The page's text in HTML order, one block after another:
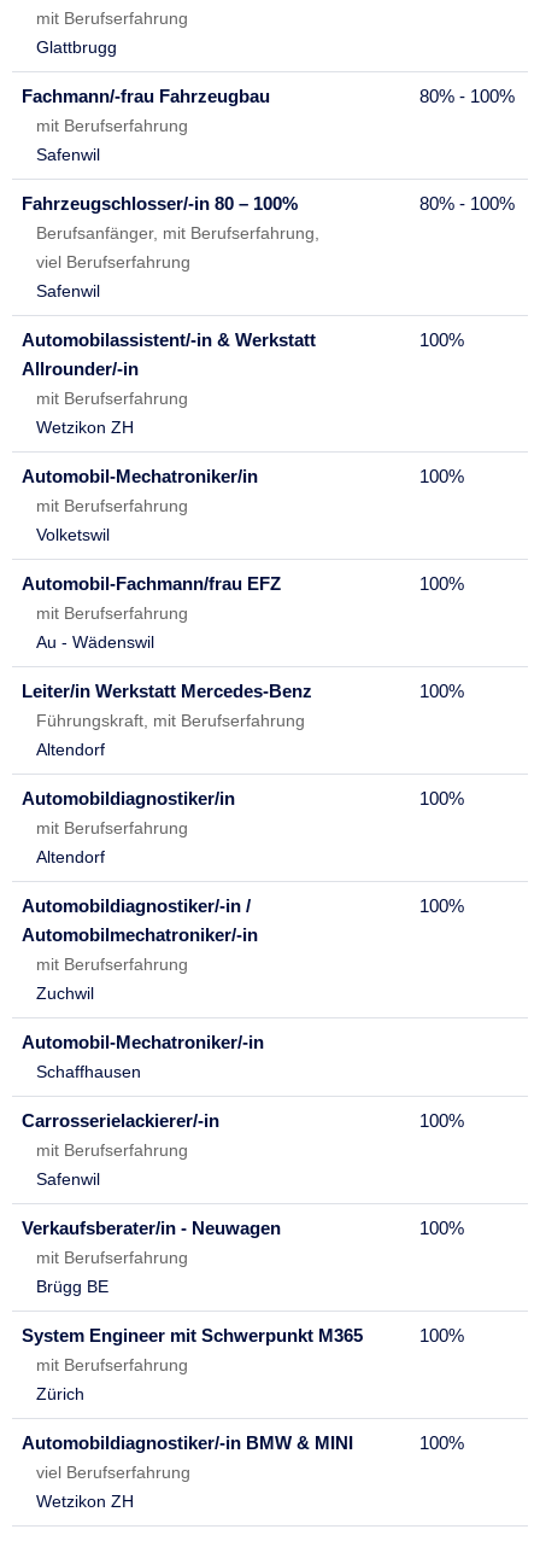
mit Berufserfahrung
Glattbrugg
Fachmann/-frau Fahrzeugbau 80% - 100%
mit Berufserfahrung
Safenwil
Fahrzeugschlosser/-in 80 – 100% 80% - 100%
Berufsanfänger, mit Berufserfahrung,
viel Berufserfahrung
Safenwil
Automobilassistent/-in & Werkstatt
Allrounder/-in
100%
mit Berufserfahrung
Wetzikon ZH
Automobil-Mechatroniker/in 100%
mit Berufserfahrung
Volketswil
Automobil-Fachmann/frau EFZ 100%
mit Berufserfahrung
Au - Wädenswil
Leiter/in Werkstatt Mercedes-Benz 100%
Führungskraft, mit Berufserfahrung
Altendorf
Automobildiagnostiker/in 100%
mit Berufserfahrung
Altendorf
Automobildiagnostiker/-in /
Automobilmechatroniker/-in
100%
mit Berufserfahrung
Zuchwil
Automobil-Mechatroniker/-in
Schaffhausen
Carrosserielackierer/-in 100%
mit Berufserfahrung
Safenwil
Verkaufsberater/in - Neuwagen 100%
mit Berufserfahrung
Brügg BE
System Engineer mit Schwerpunkt M365 100%
mit Berufserfahrung
Zürich
Automobildiagnostiker/-in BMW & MINI 100%
viel Berufserfahrung
Wetzikon ZH